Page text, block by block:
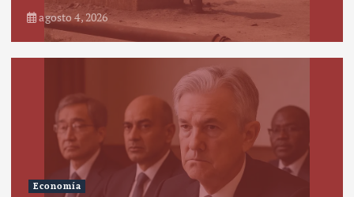
agosto 4, 2026
Economía